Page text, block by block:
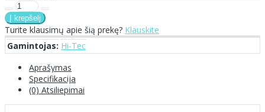
Turite klausimų apie šią prekę? Klauskite
Gamintojas: Hi-Tec
Aprašymas
Specifikacija
(0) Atsiliepimai